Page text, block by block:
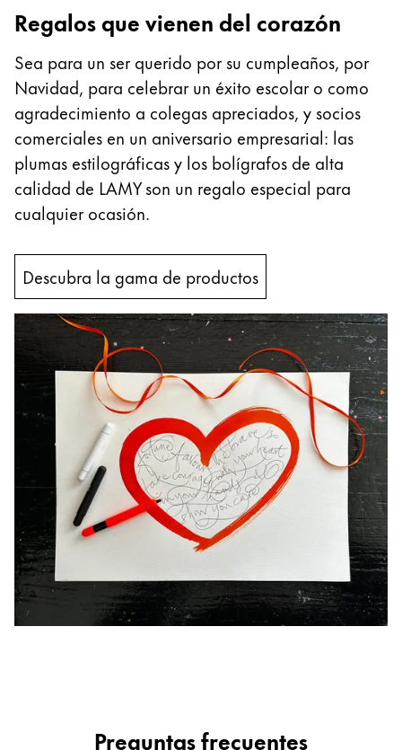
Regalos que vienen del corazón
Sea para un ser querido por su cumpleaños, por
Navidad, para celebrar un éxito escolar o como
agradecimiento a colegas apreciados, y socios
comerciales en un aniversario empresarial: las
plumas estilográficas y los bolígrafos de alta
calidad de LAMY son un regalo especial para
cualquier ocasión.
Descubra la gama de productos
Preguntas frecuentes